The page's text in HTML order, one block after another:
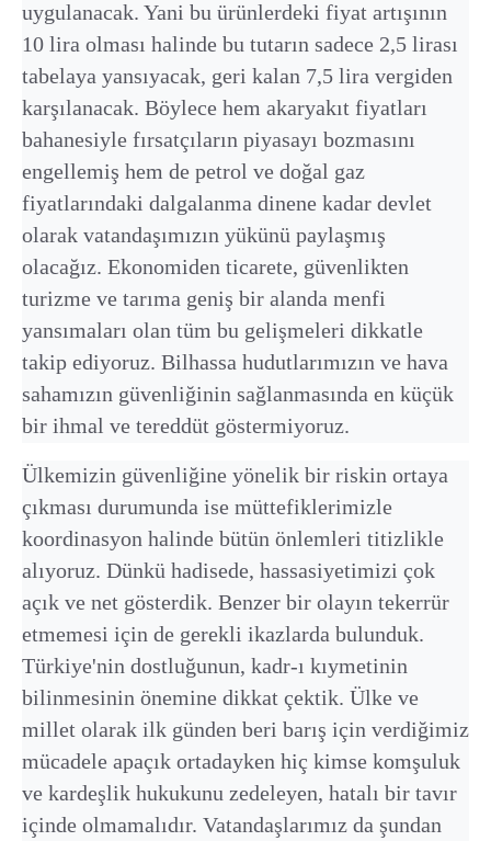
uygulanacak. Yani bu ürünlerdeki fiyat artışının
10 lira olması halinde bu tutarın sadece 2,5 lirası
tabelaya yansıyacak, geri kalan 7,5 lira vergiden
karşılanacak. Böylece hem akaryakıt fiyatları
bahanesiyle fırsatçıların piyasayı bozmasını
engellemiş hem de petrol ve doğal gaz
fiyatlarındaki dalgalanma dinene kadar devlet
olarak vatandaşımızın yükünü paylaşmış
olacağız. Ekonomiden ticarete, güvenlikten
turizme ve tarıma geniş bir alanda menfi
yansımaları olan tüm bu gelişmeleri dikkatle
takip ediyoruz. Bilhassa hudutlarımızın ve hava
sahamızın güvenliğinin sağlanmasında en küçük
bir ihmal ve tereddüt göstermiyoruz.
Ülkemizin güvenliğine yönelik bir riskin ortaya
çıkması durumunda ise müttefiklerimizle
koordinasyon halinde bütün önlemleri titizlikle
alıyoruz. Dünkü hadisede, hassasiyetimizi çok
açık ve net gösterdik. Benzer bir olayın tekerrür
etmemesi için de gerekli ikazlarda bulunduk.
Türkiye'nin dostluğunun, kadr-ı kıymetinin
bilinmesinin önemine dikkat çektik. Ülke ve
millet olarak ilk günden beri barış için verdiğimiz
mücadele apaçık ortadayken hiç kimse komşuluk
ve kardeşlik hukukunu zedeleyen, hatalı bir tavır
içinde olmamalıdır. Vatandaşlarımız da şundan